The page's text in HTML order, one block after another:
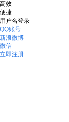
高效
便捷
用户名登录
QQ账号
新浪微博
微信
立即注册